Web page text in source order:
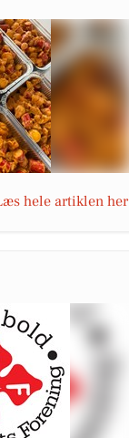
hele artiklen her